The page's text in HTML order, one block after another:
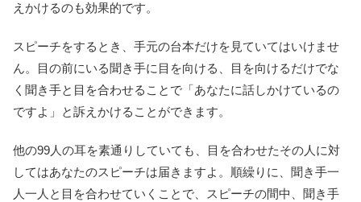
えかけるのも効果的です。
スピーチをするとき、手元の台本だけを見ていてはいけませ
ん。目の前にいる聞き手に目を向ける、目を向けるだけでな
く聞き手と目を合わせることで「あなたに話しかけているの
ですよ」と訴えかけることができます。
他の99人の耳を素通りしていても、目を合わせたその人に対
してはあなたのスピーチは届きますよ。順繰りに、聞き手一
人一人と目を合わせていくことで、スピーチの間中、聞き手